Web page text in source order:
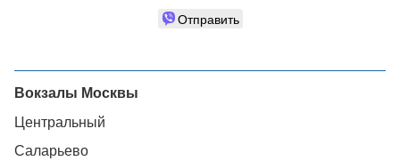
Отправить
Вокзалы Москвы
Центральный
Саларьево